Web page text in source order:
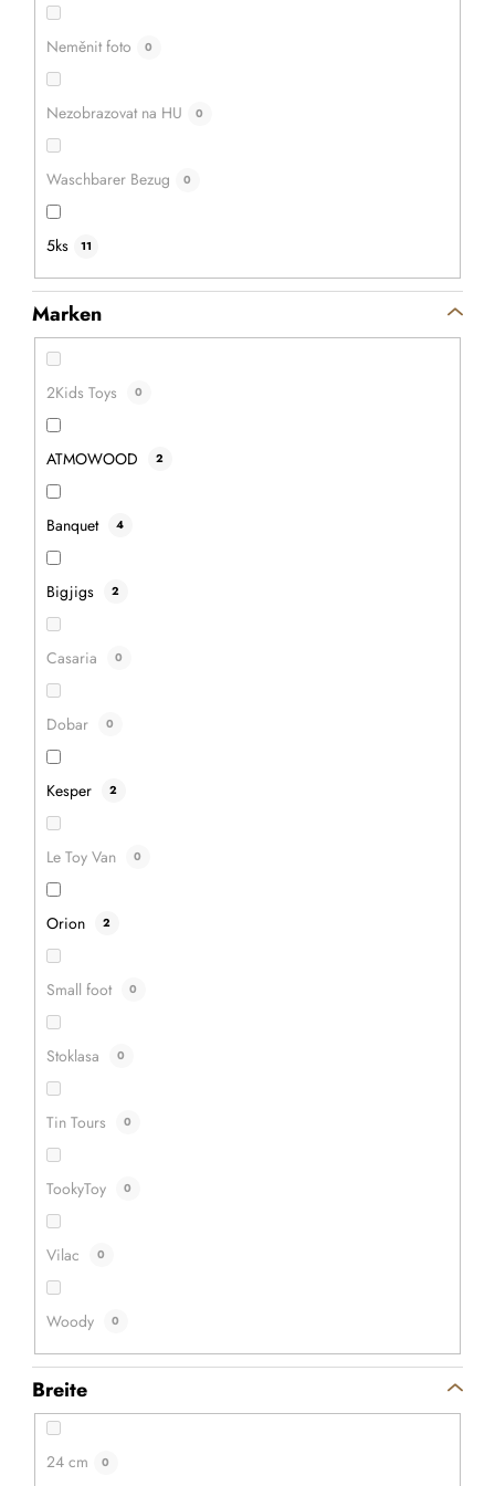
Neměnit foto 0
Nezobrazovat na HU 0
Waschbarer Bezug 0
5ks 11
Marken
2Kids Toys 0
ATMOWOOD 2
Banquet 4
Bigjigs 2
Casaria 0
Dobar 0
Kesper 2
Le Toy Van 0
Orion 2
Small foot 0
Stoklasa 0
Tin Tours 0
TookyToy 0
Vilac 0
Woody 0
Breite
24 cm 0
6,70 €
Aktion
Holzspiel aus Holz